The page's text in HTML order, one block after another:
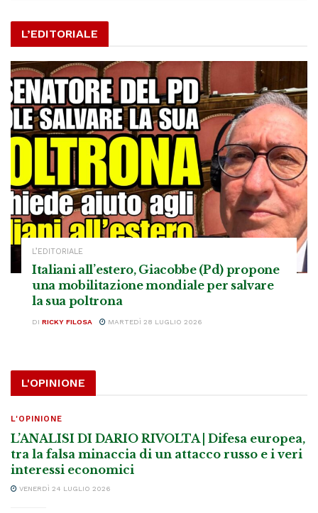
L’EDITORIALE
L’EDITORIALE
Italiani all’estero, Giacobbe (Pd) propone
una mobilitazione mondiale per salvare
la sua poltrona
DI RICKY FILOSA MARTEDÌ 28 LUGLIO 2026
L'OPINIONE
L'OPINIONE
L’ANALISI DI DARIO RIVOLTA | Difesa europea,
tra la falsa minaccia di un attacco russo e i veri
interessi economici
VENERDÌ 24 LUGLIO 2026